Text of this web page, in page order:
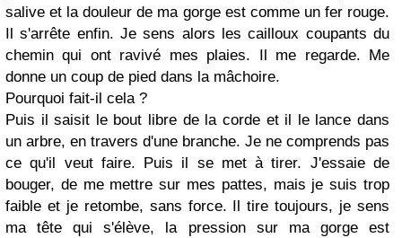
salive et la douleur de ma gorge est comme un fer rouge.
Il s'arrête enfin. Je sens alors les cailloux coupants du
chemin qui ont ravivé mes plaies. Il me regarde. Me
donne un coup de pied dans la mâchoire.
Pourquoi fait-il cela ?
Puis il saisit le bout libre de la corde et il le lance dans
un arbre, en travers d'une branche. Je ne comprends pas
ce qu'il veut faire. Puis il se met à tirer. J'essaie de
bouger, de me mettre sur mes pattes, mais je suis trop
faible et je retombe, sans force. Il tire toujours, je sens
ma tête qui s'élève, la pression sur ma gorge est